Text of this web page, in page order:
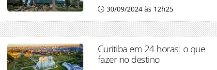
30/09/2024 às 12h25
Curitiba em 24 horas: o que
fazer no destino